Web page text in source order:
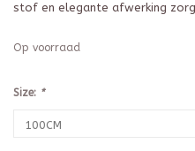
stof en elegante afwerking
Op voorraad
Size: *